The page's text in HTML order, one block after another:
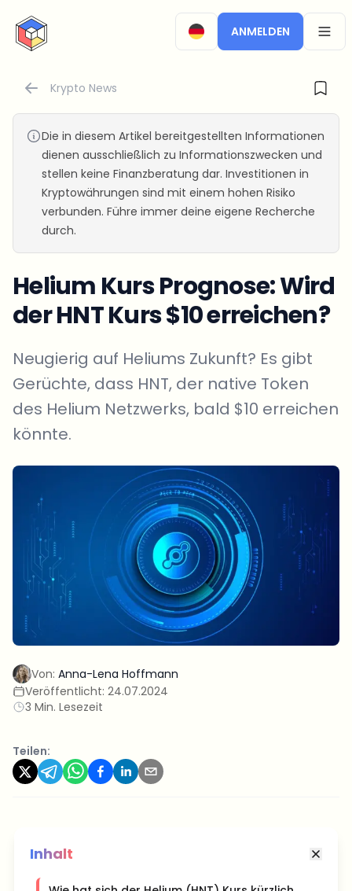
CryptoTicker
ANMELDEN
Krypto News
Die in diesem Artikel bereitgestellten Informationen
dienen ausschließlich zu Informationszwecken und
stellen keine Finanzberatung dar. Investitionen in
Kryptowährungen sind mit einem hohen Risiko
verbunden. Führe immer deine eigene Recherche
durch.
Helium Kurs Prognose: Wird
der HNT Kurs $10 erreichen?
Neugierig auf Heliums Zukunft? Es gibt
Gerüchte, dass HNT, der native Token
des Helium Netzwerks, bald $10 erreichen
könnte.
Von: Anna-Lena Hoffmann
Veröffentlicht: 24.07.2024
3 Min. Lesezeit
Teilen:
Inhalt